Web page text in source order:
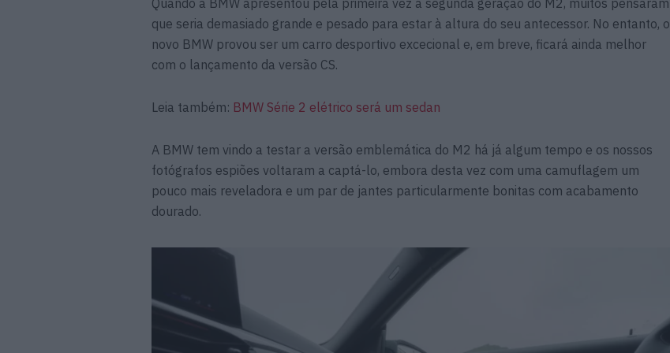
Quando a BMW apresentou pela primeira vez a segunda geração do M2, muitos pensaram
que seria demasiado grande e pesado para estar à altura do seu antecessor. No entanto, o
novo BMW provou ser um carro desportivo excecional e, em breve, ficará ainda melhor
com o lançamento da versão CS.
Leia também: BMW Série 2 elétrico será um sedan
A BMW tem vindo a testar a versão emblemática do M2 há já algum tempo e os nossos
fotógrafos espiões voltaram a captá-lo, embora desta vez com uma camuflagem um
pouco mais reveladora e um par de jantes particularmente bonitas com acabamento
dourado.